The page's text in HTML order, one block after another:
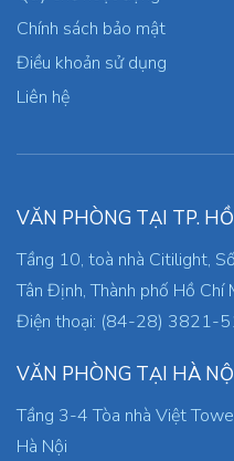
Chính sách bảo mật
Điều khoản sử dụng
Liên hệ
VĂN PHÒNG TẠI TP.
Tầng 10, toà nhà Citilight,
Tân Định, Thành phố Hồ Chí
Điện thoại: (84-28) 3821-
VĂN PHÒNG TẠI HÀ
Tầng 3-4 Tòa nhà Việt
Hà Nội